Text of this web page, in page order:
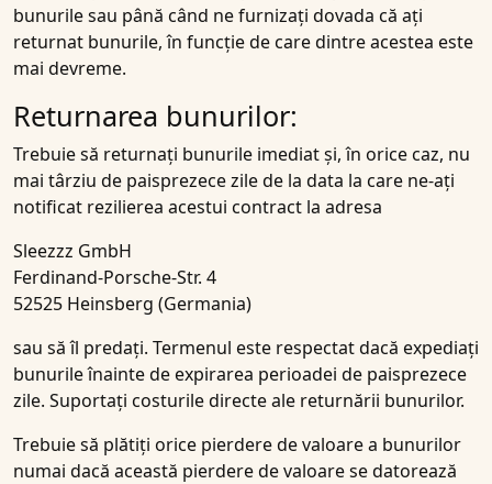
bunurile sau până când ne furnizați dovada că ați
returnat bunurile, în funcție de care dintre acestea este
mai devreme.
Returnarea bunurilor:
Trebuie să returnați bunurile imediat și, în orice caz, nu
mai târziu de paisprezece zile de la data la care ne-ați
notificat rezilierea acestui contract la adresa
Sleezzz GmbH
Ferdinand-Porsche-Str. 4
52525 Heinsberg (Germania)
sau să îl predați. Termenul este respectat dacă expediați
bunurile înainte de expirarea perioadei de paisprezece
zile. Suportați costurile directe ale returnării bunurilor.
Trebuie să plătiți orice pierdere de valoare a bunurilor
numai dacă această pierdere de valoare se datorează